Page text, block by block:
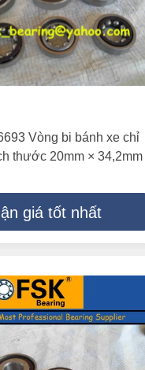
Vòng bi bánh xe chỉ
thước 20mm × 34,2mm
giá tốt nhất